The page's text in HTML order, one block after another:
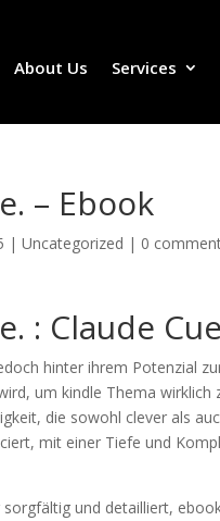
About Us Services
– Ebook
|Uncategorized | 0
: Claude
hinter ihrem Potenzial
um kindle Thema
die sowohl clever als
mit einer Tiefe und
und detailliert,